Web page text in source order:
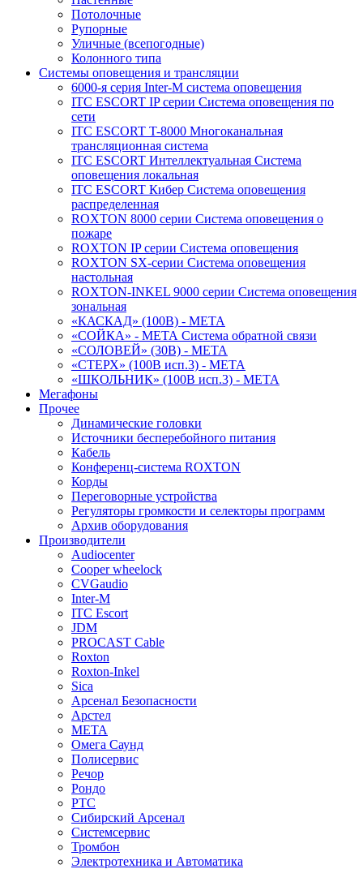
Потолочные
Рупорные
Уличные (всепогодные)
Колонного типа
Системы оповещения и трансляции
6000-я серия Inter-M система оповещения
ITC ESCORT IP серии Система оповещения по
сети
ITC ESCORT T-8000 Многоканальная
трансляционная система
ITC ESCORT Интеллектуальная Система
оповещения локальная
ITC ESCORT Кибер Система оповещения
распределенная
ROXTON 8000 серии Система оповещения о
пожаре
ROXTON IP серии Система оповещения
ROXTON SX-серии Система оповещения
настольная
ROXTON-INKEL 9000 серии Система оповещения
зональная
«КАСКАД» (100В) - МЕТА
«СОЙКА» - МЕТА Система обратной связи
«СОЛОВЕЙ» (30В) - МЕТА
«СТЕРХ» (100В исп.3) - МЕТА
«ШКОЛЬНИК» (100В исп.3) - МЕТА
Мегафоны
Прочее
Динамические головки
Источники бесперебойного питания
Кабель
Конференц-система ROXTON
Корды
Переговорные устройства
Регуляторы громкости и селекторы программ
Архив оборудования
Производители
Audiocenter
Cooper wheelock
CVGaudio
Inter-M
ITC Escort
JDM
PROCAST Cable
Roxton
Roxton-Inkel
Sica
Арсенал Безопасности
Арстел
МЕТА
Омега Саунд
Полисервис
Речор
Рондо
РТС
Сибирский Арсенал
Системсервис
Тромбон
Электротехника и Автоматика